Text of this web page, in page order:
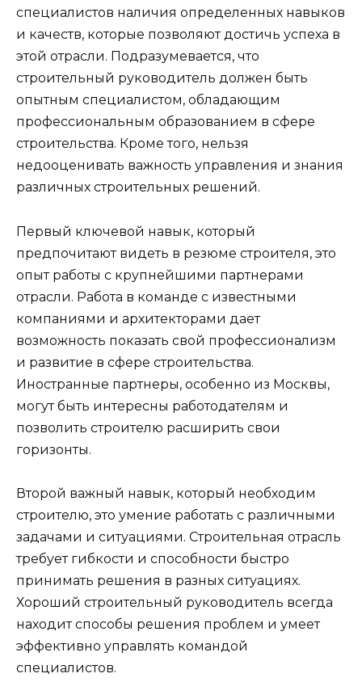
специалистов наличия определенных навыков
и качеств, которые позволяют достичь успеха в
этой отрасли. Подразумевается, что
строительный руководитель должен быть
опытным специалистом, обладающим
профессиональным образованием в сфере
строительства. Кроме того, нельзя
недооценивать важность управления и знания
различных строительных решений.
Первый ключевой навык, который
предпочитают видеть в резюме строителя, это
опыт работы с крупнейшими партнерами
отрасли. Работа в команде с известными
компаниями и архитекторами дает
возможность показать свой профессионализм
и развитие в сфере строительства.
Иностранные партнеры, особенно из Москвы,
могут быть интересны работодателям и
позволить строителю расширить свои
горизонты.
Второй важный навык, который необходим
строителю, это умение работать с различными
задачами и ситуациями. Строительная отрасль
требует гибкости и способности быстро
принимать решения в разных ситуациях.
Хороший строительный руководитель всегда
находит способы решения проблем и умеет
эффективно управлять командой
специалистов.